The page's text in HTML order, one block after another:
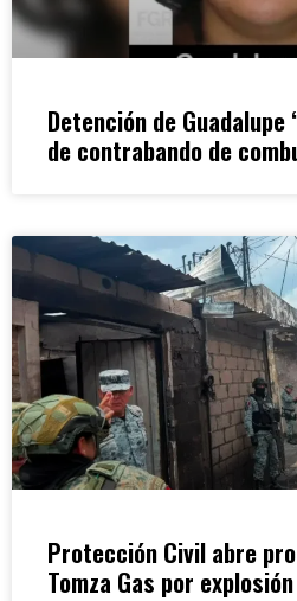
Detención de
de contrabando de
Protección Civil abre
Tomza Gas por